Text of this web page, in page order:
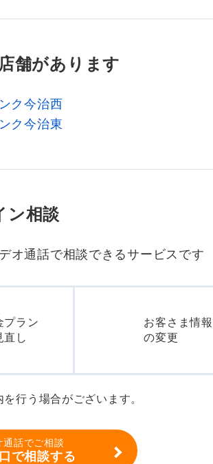
舗があります
ク今治西
ク今治東
ン相談
オ通話で相談できるサービスです
プラン
直し
お客さま情報
の変更
行う場合がございます。
通話でご相談
で相談する